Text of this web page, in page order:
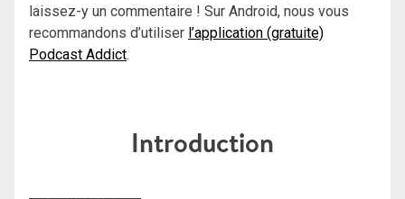
laissez-y un commentaire ! Sur Android, nous vous
recommandons d’utiliser l’application (gratuite)
Podcast Addict.
Introduction